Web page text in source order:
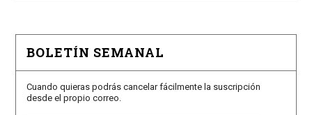
BOLETÍN SEMANAL
Cuando quieras podrás cancelar fácilmente la suscripción
desde el propio correo.